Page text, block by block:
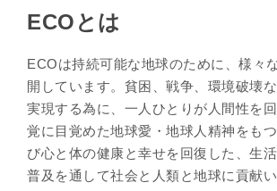
ECOとは
ECOは持続可能な地球のために、様々
開しています。貧困、戦争、環境破壊
実現する為に、一人ひとりが人間性を
覚に目覚めた地球愛・地球人精神をも
び心と体の健康と幸せを回復した、生
普及を通して社会と人類と地球に貢献い